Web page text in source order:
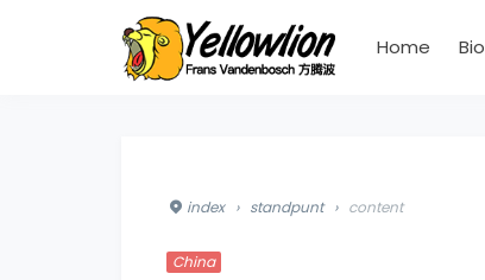
Home Bio
index › standpunt › content
China